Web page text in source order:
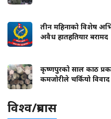
तीन महिनाको विशेष
अवैध हातहतियार बरामद
कृष्णपुरको साल काठ
कमजोरीले चर्कियो विवाद
विश्व/प्रबास